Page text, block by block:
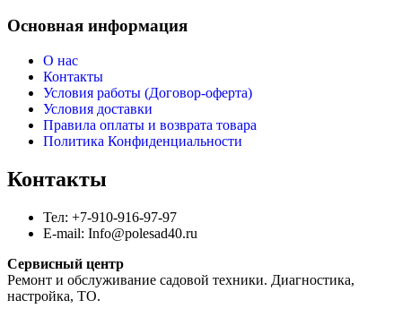
Основная информация
О нас
Контакты
Условия работы (Договор-оферта)
Условия доставки
Правила оплаты и возврата товара
Политика Конфиденциальности
Контакты
Тел: +7-910-916-97-97
E-mail: Info@polesad40.ru
Сервисный центр
Ремонт и обслуживание садовой техники. Диагностика,
настройка, ТО.